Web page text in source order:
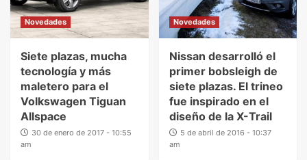
Novedades
Siete plazas, mucha
tecnología y más
maletero para el
Volkswagen Tiguan
Allspace
30 de enero de 2017 - 10:55
am
Novedades
Nissan desarrolló el
primer bobsleigh de
siete plazas. El trineo
fue inspirado en el
diseño de la X-Trail
5 de abril de 2016 - 10:37
am